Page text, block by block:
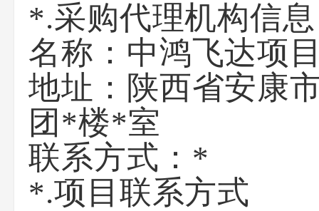
*.采购代理机构信息
名称： 中鸿飞达项
地址： 陕西省安康
团*楼*室
联系方式： *
*.项目联系方式